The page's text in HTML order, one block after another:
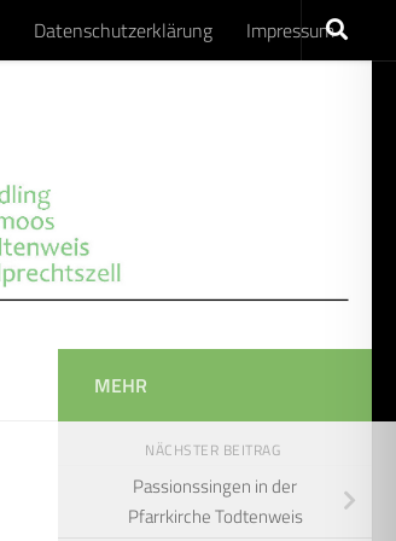
Datenschutzerklärung Impressum
MEHR
NÄCHSTER BEITRAG
Passionssingen in der
Pfarrkirche Todtenweis